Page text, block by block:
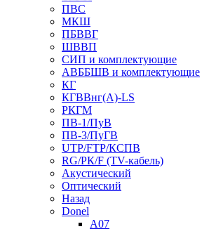
ПВС
МКШ
ПБВВГ
ШВВП
СИП и комплектующие
АВББШВ и комплектующие
КГ
КГВВнг(А)-LS
РКГМ
ПВ-1/ПуВ
ПВ-3/ПуГВ
UTP/FTP/КСПВ
RG/РК/F (TV-кабель)
Акустический
Оптический
Назад
Donel
A07